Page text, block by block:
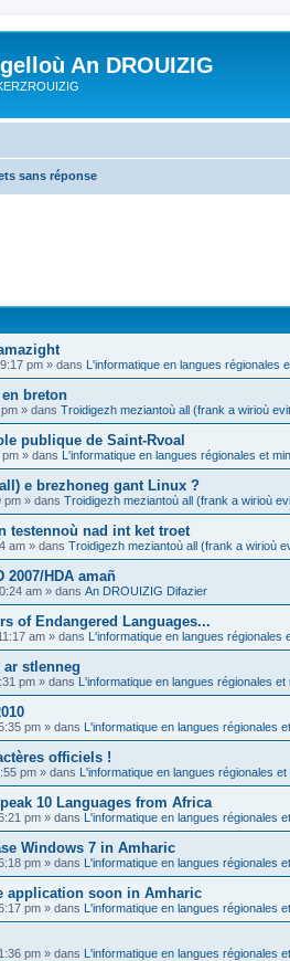
An DROUIZIG
sans réponse
pm » dans L'informatique en langues régionales
breton
» dans Troidigezh meziantoù all (frank a wirioù
publique de Saint-Rvoal
pm » dans L'informatique en langues régionales et
e brezhoneg gant Linux ?
pm » dans Troidigezh meziantoù all (frank a wirioù
testennoù nad int ket troet
am » dans Troidigezh meziantoù all (frank a wirioù
2007/HDA amañ
am » dans An DROUIZIG Difazier
of Endangered Languages...
am » dans L'informatique en langues régionales
stlenneg
pm » dans L'informatique en langues régionales et
pm » dans L'informatique en langues régionales
officiels !
pm » dans L'informatique en langues régionales et
10 Languages from Africa
pm » dans L'informatique en langues régionales
Windows 7 in Amharic
pm » dans L'informatique en langues régionales
application soon in Amharic
pm » dans L'informatique en langues régionales
pm » dans L'informatique en langues régionales